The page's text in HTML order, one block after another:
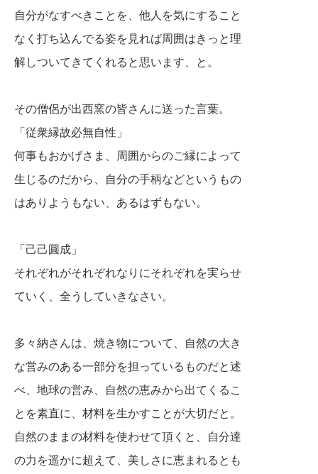
自分がなすべきことを、他人を気にすること
なく打ち込んでる姿を見れば周囲はきっと理
解しついてきてくれると思います、と。
その僧侶が出西窯の皆さんに送った言葉。
「従衆縁故必無自性」
何事もおかげさま、周囲からのご縁によって
生じるのだから、 自分の手柄などというもの
はありようもない、 あるはずもない。
「己己圓成」
それぞれがそれぞれなりにそれぞれを実らせ
ていく、全うしていきなさい。
多々納さんは、焼き物について、自然の大き
な営みのある一部分を担っているものだと述
べ、地球の営み、自然の恵みから出てくるこ
とを素直に、材料を生かすことが大切だと。
自然のままの材料を使わせて頂くと、 自分達
の力を遥かに超えて、 美しさに恵まれるとも